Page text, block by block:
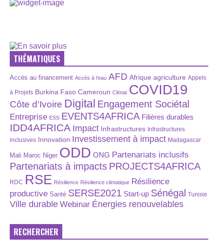
THÉMATIQUES
Accès au financement Accès à l’eau AFD Afrique agriculture Appels
à Projets Burkina Faso Cameroun Climat COVID19
Côte d'Ivoire Digital Engagement Sociétal
Entreprise ESS EVENTS4AFRICA Filières durables
IDD4AFRICA Impact Infrastructures Infrastructures
inclusives Innovation Investissement à impact Madagascar
Mali Maroc Niger ODD ONG Partenariats inclusifs
Partenariats à impacts PROJECTS4AFRICA
RDC RSE Résilience Résilience climatique Résilience
productive Santé SERSE2021 Start-up Sénégal Tunisie
Ville durable Webinar Énergies renouvelables
RECHERCHER